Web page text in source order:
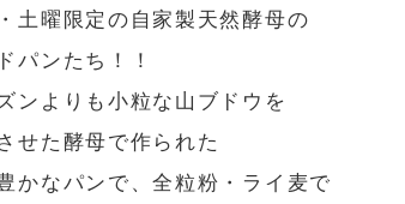
土曜限定の自家製天然酵母の
パンたち！！
ンよりも小粒な山ブドウを
せた酵母で作られた
かなパンで、全粒粉・ライ麦で